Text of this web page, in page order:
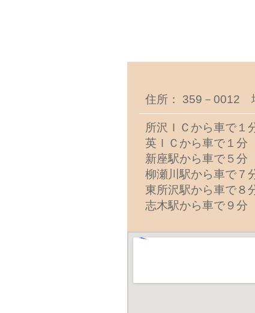
住所： 359－0012
所沢ＩＣから車で１
英ＩＣから車で１分
新座駅から車で５分
柳瀬川駅から車で７
東所沢駅から車で８
志木駅から車で９分